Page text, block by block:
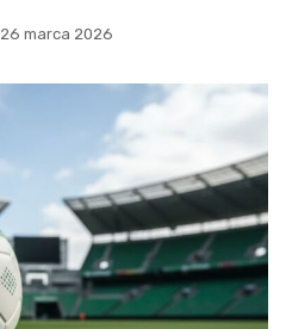
26 marca 2026